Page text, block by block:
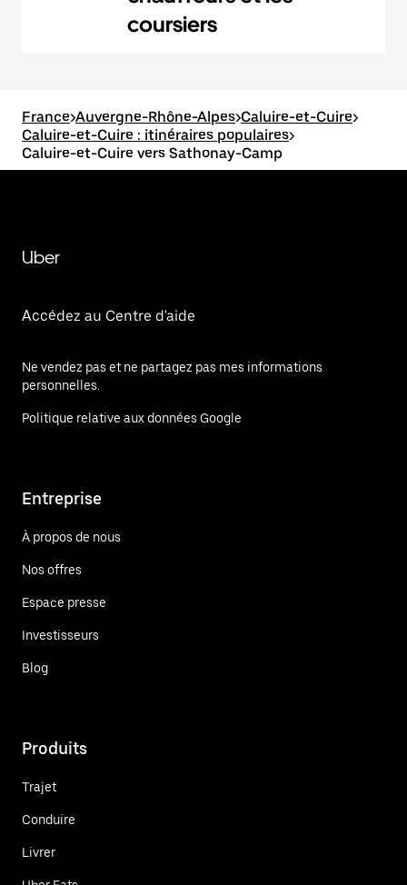
coursiers
France>Auvergne-Rhône-Alpes>Caluire-et-Cuire>
Caluire-et-Cuire : itinéraires populaires>
Caluire-et-Cuire vers Sathonay-Camp
Uber
Accédez au Centre d'aide
Ne vendez pas et ne partagez pas mes informations
personnelles.
Politique relative aux données Google
Entreprise
À propos de nous
Nos offres
Espace presse
Investisseurs
Blog
Produits
Trajet
Conduire
Livrer